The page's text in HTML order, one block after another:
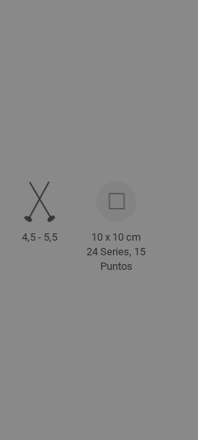
4,5 - 5,5
10 x 10 cm
24 Series, 15
Puntos